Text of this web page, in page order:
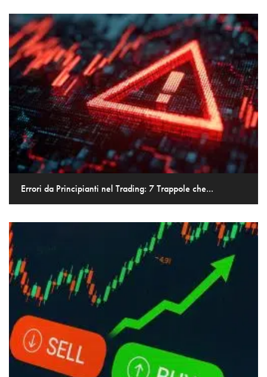
Errori da Principianti nel Trading: 7 Trappole che...